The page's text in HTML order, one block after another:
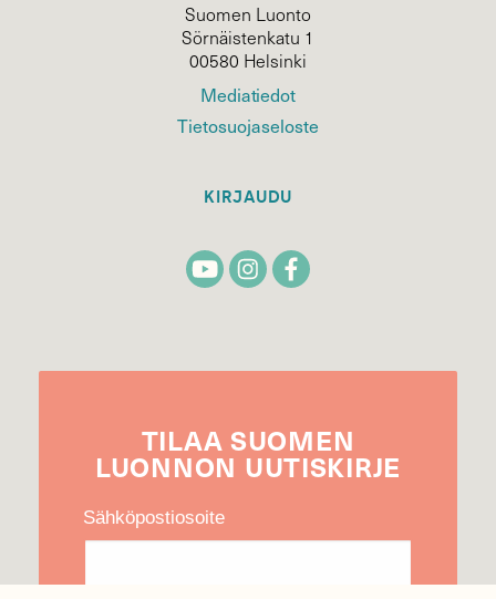
Suomen Luonto
Sörnäistenkatu 1
00580 Helsinki
Mediatiedot
Tietosuojaseloste
KIRJAUDU
TILAA SUOMEN
LUONNON UUTIS­KIRJE
Sähköpostiosoite